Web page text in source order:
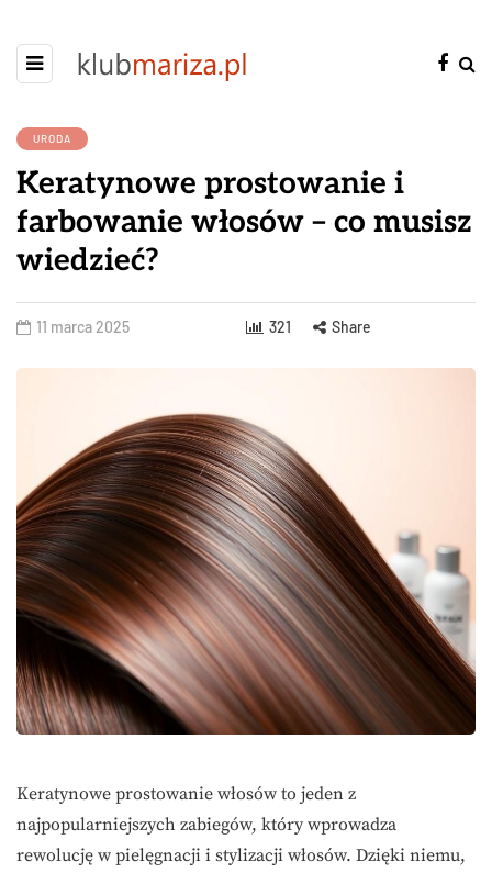
URODA
Keratynowe prostowanie i
farbowanie włosów – co musisz
wiedzieć?
11 marca 2025 321 Share
Keratynowe prostowanie włosów to jeden z
najpopularniejszych zabiegów, który wprowadza
rewolucję w pielęgnacji i stylizacji włosów. Dzięki niemu,